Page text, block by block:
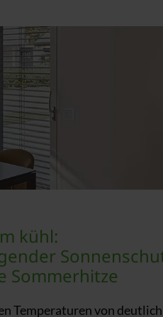
kühl:
Sommerhitze
Temperaturen von deutlich